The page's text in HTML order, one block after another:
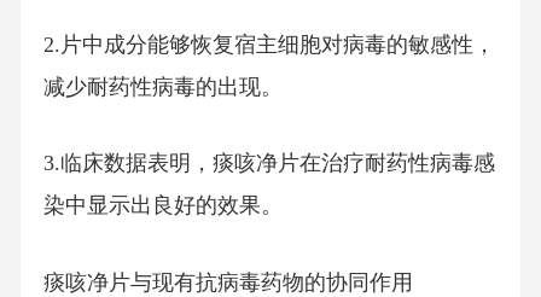
2.片中成分能够恢复宿主细胞对病毒的敏感性，
减少耐药性病毒的出现。
3.临床数据表明，痰咳净片在治疗耐药性病毒感
染中显示出良好的效果。
痰咳净片与现有抗病毒药物的协同作用